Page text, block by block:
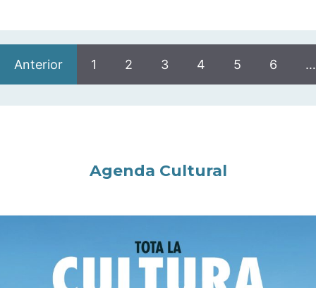
Anterior 1 2 3 4 5 6 …
Agenda Cultural